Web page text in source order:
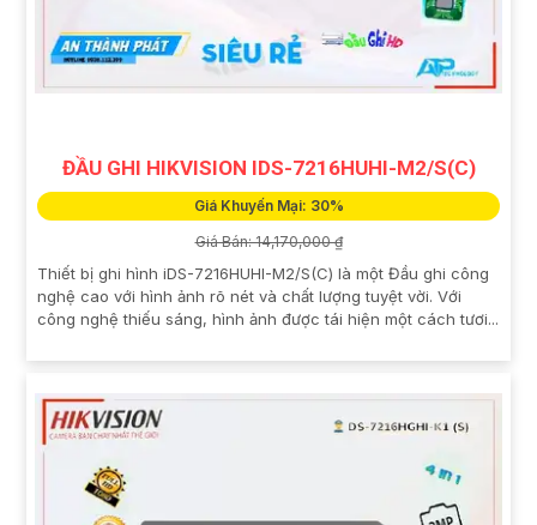
ĐẦU GHI HIKVISION IDS-7216HUHI-M2/S(C)
Giá Khuyến Mại: 30%
Giá Bán: 14,170,000 ₫
Thiết bị ghi hình iDS-7216HUHI-M2/S(C) là một Đầu ghi công
nghệ cao với hình ảnh rõ nét và chất lượng tuyệt vời. Với
công nghệ thiếu sáng, hình ảnh được tái hiện một cách tươi...